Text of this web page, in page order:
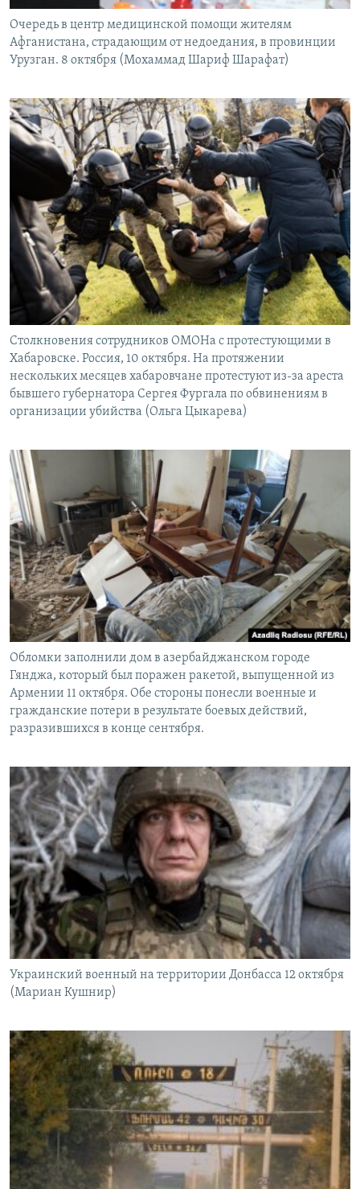
Очередь в центр медицинской помощи жителям
Афганистана, страдающим от недоедания, в провинции
Урузган. 8 октября (Мохаммад Шариф Шарафат)
Столкновения сотрудников ОМОНа с протестующими в
Хабаровске. Россия, 10 октября. На протяжении
нескольких месяцев хабаровчане протестуют из-за ареста
бывшего губернатора Сергея Фургала по обвинениям в
организации убийства (Ольга Цыкарева)
Обломки заполнили дом в азербайджанском городе
Гянджа, который был поражен ракетой, выпущенной из
Армении 11 октября. Обе стороны понесли военные и
гражданские потери в результате боевых действий,
разразившихся в конце сентября.
Украинский военный на территории Донбасса 12 октября
(Мариан Кушнир)